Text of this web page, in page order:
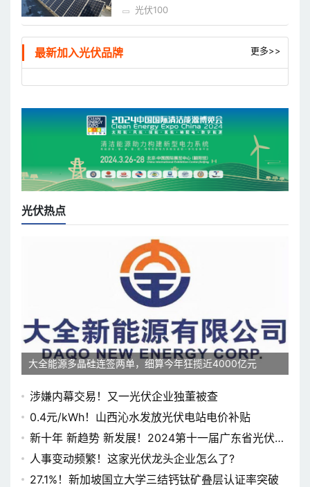
光伏100
最新加入光伏品牌 更多>>
光伏热点
大全能源多晶硅连签两单，细算今年狂揽近4000亿元
涉嫌内幕交易！又一光伏企业独董被查
0.4元/kWh！山西沁水发放光伏电站电价补贴
新十年 新趋势 新发展！2024第十一届广东省光伏论
坛即将开幕
人事变动频繁！这家光伏龙头企业怎么了?
27.1%！新加坡国立大学三结钙钛矿叠层认证率突破